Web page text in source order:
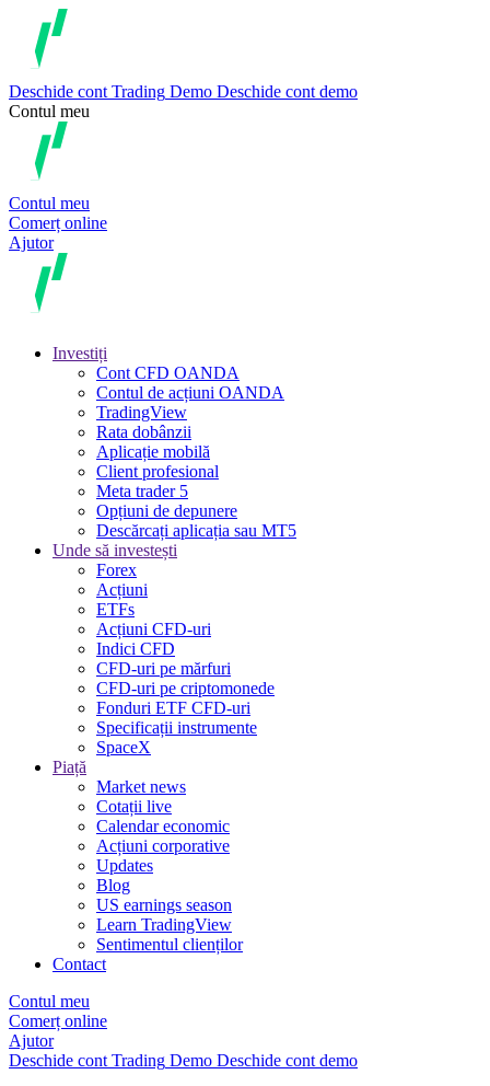
Deschide cont Trading Demo Deschide cont demo
Contul meu
Contul meu
Comerț online
Ajutor
Investiți
Cont CFD OANDA
Contul de acțiuni OANDA
TradingView
Rata dobânzii
Aplicație mobilă
Client profesional
Meta trader 5
Opțiuni de depunere
Descărcați aplicația sau MT5
Unde să investești
Forex
Acțiuni
ETFs
Acțiuni CFD-uri
Indici CFD
CFD-uri pe mărfuri
CFD-uri pe criptomonede
Fonduri ETF CFD-uri
Specificații instrumente
SpaceX
Piață
Market news
Cotații live
Calendar economic
Acțiuni corporative
Updates
Blog
US earnings season
Learn TradingView
Sentimentul clienților
Contact
Contul meu
Comerț online
Ajutor
Deschide cont Trading Demo Deschide cont demo